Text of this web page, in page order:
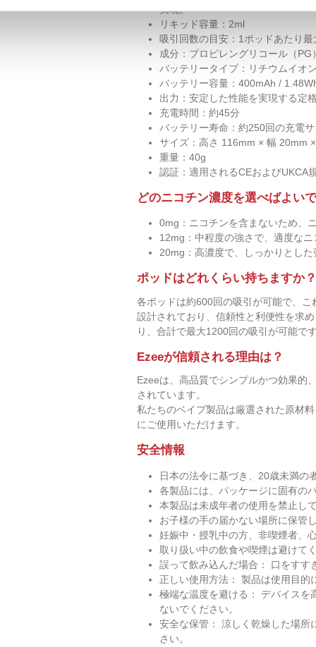
実現。
リキッド容量：2ml
吸引回数の目安：1ポッドあたり最
成分：プロピレングリコール（
バッテリータイプ：リチウムイオ
バッテリー容量：400mAh /
出力：安定した性能を実現する定
充電時間：約45分
バッテリー寿命：約250回の充電
サイズ：高さ 116mm × 幅 20mm
重量：40g
認証：適用されるCEおよびUKCA
どのニコチン濃度を選べばよい
0mg：ニコチンを含まないため、
12mg：中程度の強さで、適度なニ
20mg：高濃度で、しっかりとした
ポッドはどれくらい持ちますか？
各ポッドは約600回の吸引が可能で、
設計されており、信頼性と利便性を求
り、合計で最大1200回の吸引が可能です
Ezeeが信頼される理由は？
Ezeeは、高品質でシンプルかつ効果的
されています。
私たちのベイプ製品は厳選された原材
にご使用いただけます。
安全情報
日本の法令に基づき、20歳未満の
各製品には、パッケージに固有の
本製品は未成年者の使用を禁止して
お子様の手の届かない場所に保管
妊娠中・授乳中の方、非喫煙者、
取り扱い中の飲食や喫煙は避けてく
誤って飲み込んだ場合： 口をすす
正しい使用方法： 製品は使用目的
極端な温度を避ける： デバイスを
ないでください。
安全な保管： 涼しく乾燥した場所
さい。